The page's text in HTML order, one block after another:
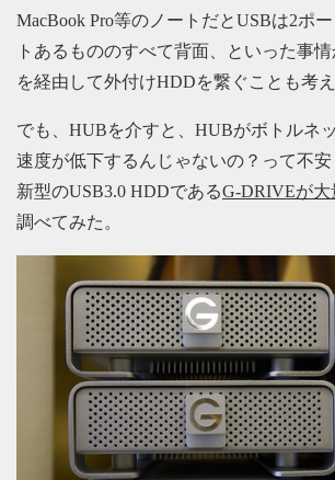
MacBook Pro等のノートだとUSBは2ポ
トあるもののすべて背面、といった事
を経由して外付けHDDを繋ぐことも考え
でも、HUBを介すと、HUBがボトルネ
速度が低下するんじゃないの？って不
新型のUSB3.0 HDDであるG-DRIVEが大
調べてみた。